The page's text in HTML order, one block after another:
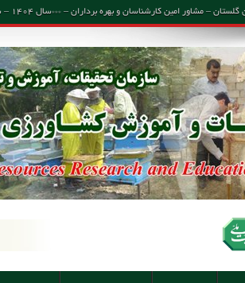
کارشناسان و بهره برداران – ***سال ۱۴۰۴ – سرمایه گذاری برای تولید***